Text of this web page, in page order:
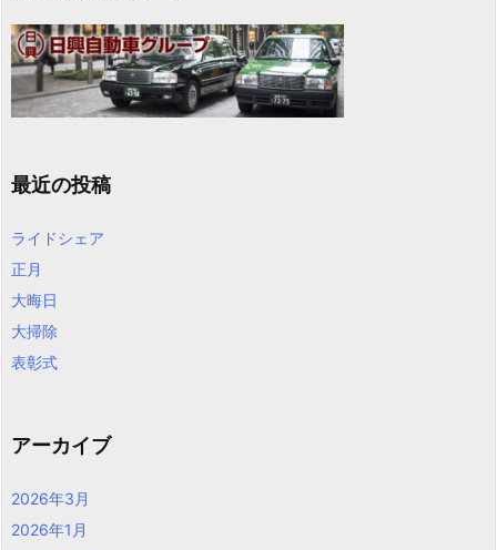
最近の投稿
ライドシェア
正月
大晦日
大掃除
表彰式
アーカイブ
2026年3月
2026年1月